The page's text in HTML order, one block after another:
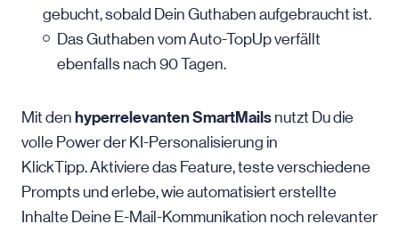
gebucht, sobald Dein Guthaben aufgebraucht ist.
Das Guthaben vom Auto-TopUp verfällt
ebenfalls nach 90 Tagen.
Mit den hyperrelevanten SmartMails nutzt Du die
volle Power der KI-Personalisierung in
KlickTipp. Aktiviere das Feature, teste verschiedene
Prompts und erlebe, wie automatisiert erstellte
Inhalte Deine E-Mail-Kommunikation noch relevanter